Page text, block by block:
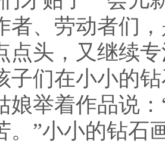
者、劳动者们
点头，又继续
子们在小小的
娘举着作品说
。”小小的钻石